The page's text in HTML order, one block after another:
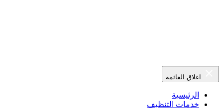
اغلاق القائمة
الرئيسية
خدمات التنظيف